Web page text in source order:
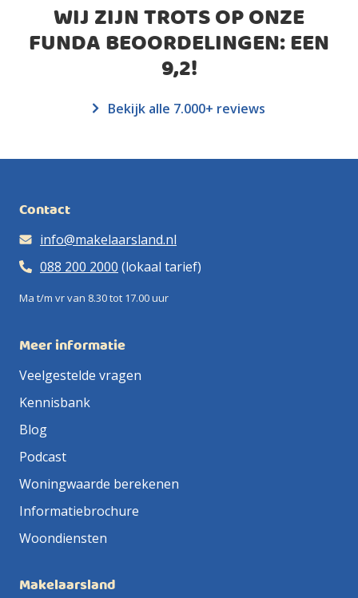
WIJ ZIJN TROTS OP ONZE
FUNDA BEOORDELINGEN: EEN
9,2!
Bekijk alle 7.000+ reviews
Contact
info@makelaarsland.nl
088 200 2000 (lokaal tarief)
Ma t/m vr van 8.30 tot 17.00 uur
Meer informatie
Veelgestelde vragen
Kennisbank
Blog
Podcast
Woningwaarde berekenen
Informatiebrochure
Woondiensten
Makelaarsland